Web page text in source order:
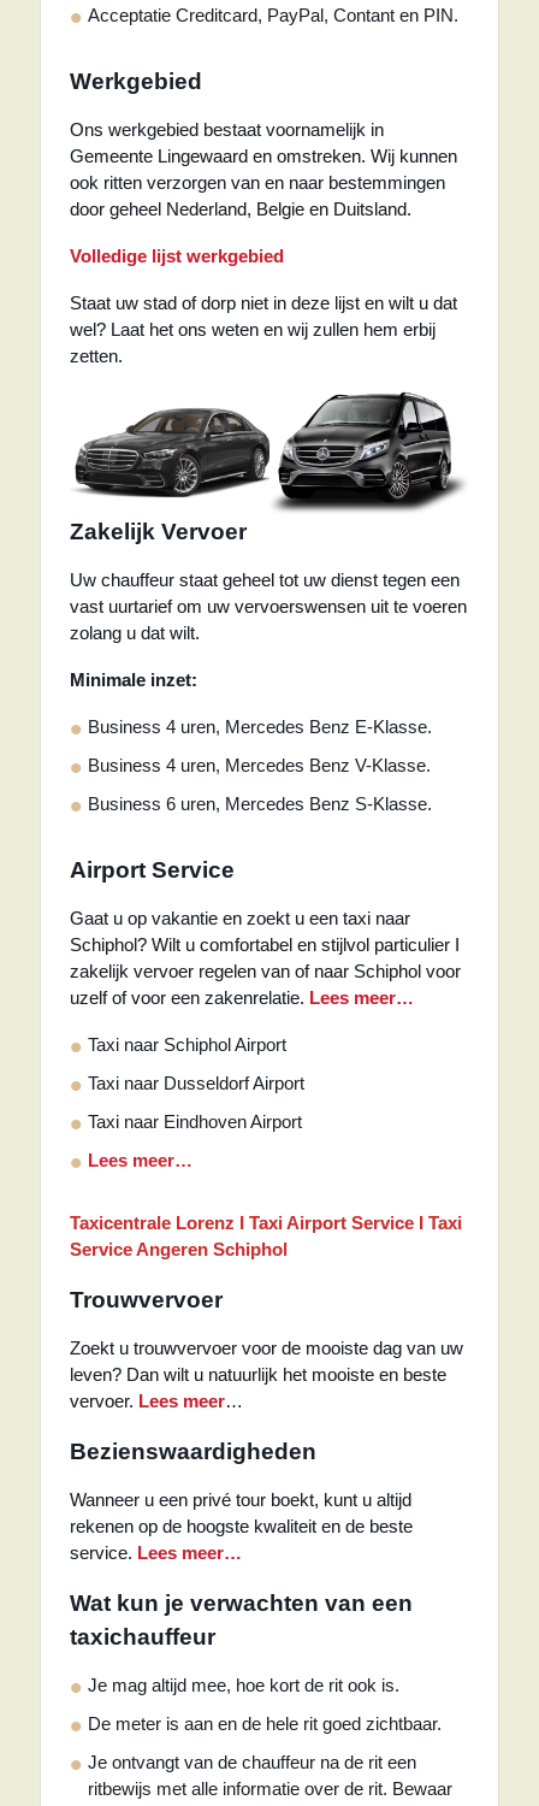
Acceptatie Creditcard, PayPal, Contant en PIN.
Werkgebied
Ons werkgebied bestaat voornamelijk in
Gemeente Lingewaard en omstreken. Wij kunnen
ook ritten verzorgen van en naar bestemmingen
door geheel Nederland, Belgie en Duitsland.
Volledige lijst werkgebied
Staat uw stad of dorp niet in deze lijst en wilt u dat
wel? Laat het ons weten en wij zullen hem erbij
zetten.
Zakelijk Vervoer
Uw chauffeur staat geheel tot uw dienst tegen een
vast uurtarief om uw vervoerswensen uit te voeren
zolang u dat wilt.
Minimale inzet:
Business 4 uren, Mercedes Benz E-Klasse.
Business 4 uren, Mercedes Benz V-Klasse.
Business 6 uren, Mercedes Benz S-Klasse.
Airport Service
Gaat u op vakantie en zoekt u een taxi naar
Schiphol? Wilt u comfortabel en stijlvol particulier I
zakelijk vervoer regelen van of naar Schiphol voor
uzelf of voor een zakenrelatie. Lees meer…
Taxi naar Schiphol Airport
Taxi naar Dusseldorf Airport
Taxi naar Eindhoven Airport
Lees meer…
Taxicentrale Lorenz I Taxi Airport Service I Taxi
Service Angeren Schiphol
Trouwvervoer
Zoekt u trouwvervoer voor de mooiste dag van uw
leven? Dan wilt u natuurlijk het mooiste en beste
vervoer. Lees meer…
Bezienswaardigheden
Wanneer u een privé tour boekt, kunt u altijd
rekenen op de hoogste kwaliteit en de beste
service. Lees meer…
Wat kun je verwachten van een
taxichauffeur
Je mag altijd mee, hoe kort de rit ook is.
De meter is aan en de hele rit goed zichtbaar.
Je ontvangt van de chauffeur na de rit een
ritbewijs met alle informatie over de rit. Bewaar